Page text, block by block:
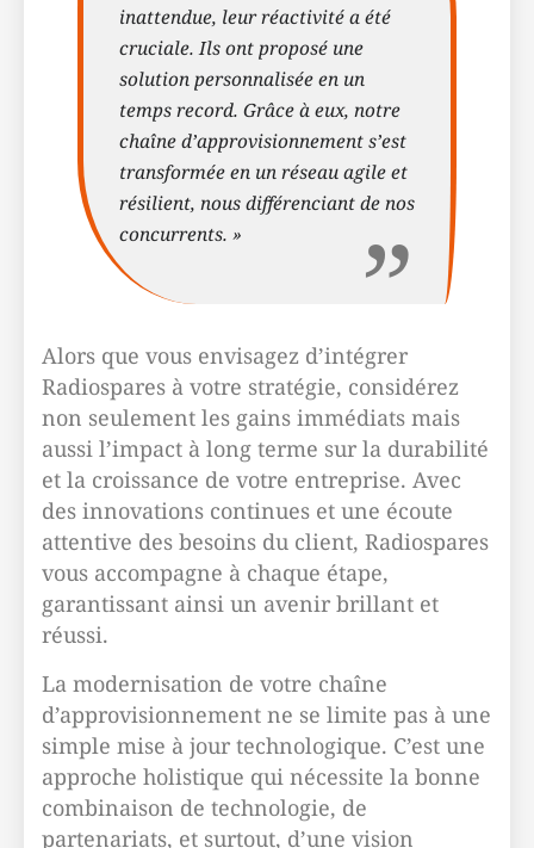
inattendue, leur réactivité a été
cruciale. Ils ont proposé une
solution personnalisée en un
temps record. Grâce à eux, notre
chaîne d’approvisionnement s’est
transformée en un réseau agile et
résilient, nous différenciant de nos
concurrents. »
Alors que vous envisagez d’intégrer
Radiospares à votre stratégie, considérez
non seulement les gains immédiats mais
aussi l’impact à long terme sur la durabilité
et la croissance de votre entreprise. Avec
des innovations continues et une écoute
attentive des besoins du client, Radiospares
vous accompagne à chaque étape,
garantissant ainsi un avenir brillant et
réussi.
La modernisation de votre chaîne
d’approvisionnement ne se limite pas à une
simple mise à jour technologique. C’est une
approche holistique qui nécessite la bonne
combinaison de technologie, de
partenariats, et surtout, d’une vision